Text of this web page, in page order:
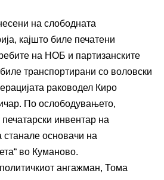
на слободната
кајшто биле печатени
на НОБ и партизанските
транспортирани со воловски
раководел Киро
По ослободувањето,
инвентар на
основачи на
во Куманово.
ангажман, Тома